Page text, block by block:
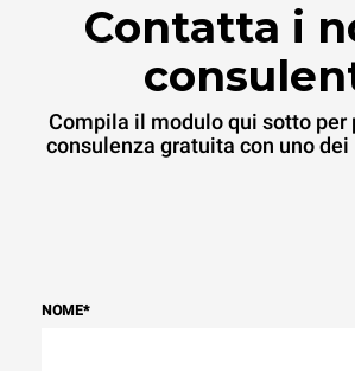
Contatta i
Compila il modulo qui sotto per
consulenza gratuita con uno
NOME*